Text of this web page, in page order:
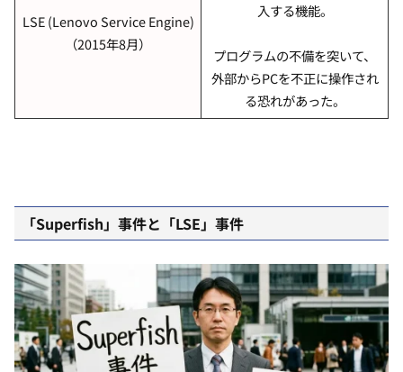
LSE (Lenovo Service Engine)
（2015年8月）
入する機能。
プログラムの不備を突いて、
外部からPCを不正に操作され
る恐れがあった。
「Superfish」事件と「LSE」事件